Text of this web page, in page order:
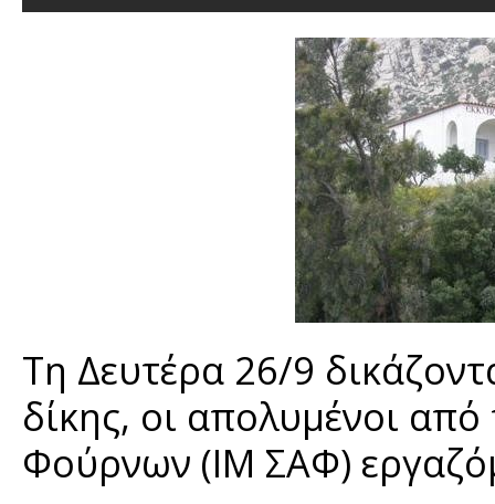
Τη Δευτέρα 26/9
δίκης, οι απολυμένοι
Φούρνων (ΙΜ ΣΑΦ)